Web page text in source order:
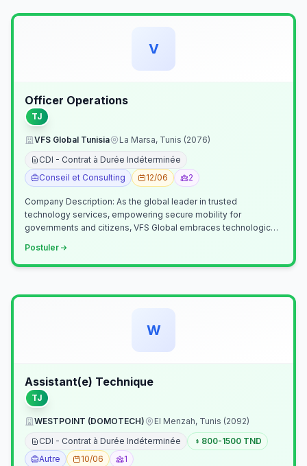
V
Officer Operations
TJ
VFS Global Tunisia
La Marsa, Tunis (2076)
CDI - Contrat à Durée Indéterminée
Conseil et Consulting
12/06 2
Company Description: As the global leader in trusted
technology services, empowering secure mobility for
governments and citizens, VFS Global embraces technological
Postuler
W
Assistant(e) Technique
TJ
WESTPOINT (DOMOTECH)
El Menzah, Tunis (2092)
CDI - Contrat à Durée Indéterminée
800-1500 TND
Autre
10/06 1